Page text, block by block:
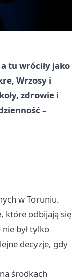
tu wróciły jako
Wrzosy i
zdrowie i
–
w Toruniu.
które odbijają się
był tylko
decyzje, gdy
środkach